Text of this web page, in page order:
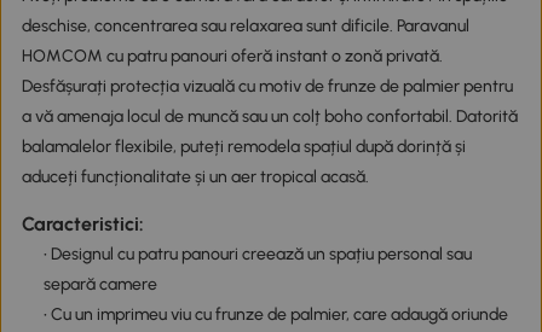
deschise, concentrarea sau relaxarea sunt dificile. Paravanul
HOMCOM cu patru panouri oferă instant o zonă privată.
Desfășurați protecția vizuală cu motiv de frunze de palmier pentru
a vă amenaja locul de muncă sau un colț boho confortabil. Datorită
balamalelor flexibile, puteți remodela spațiul după dorință și
aduceți funcționalitate și un aer tropical acasă.
Caracteristici:
• Designul cu patru panouri creează un spațiu personal sau
separă camere
• Cu un imprimeu viu cu frunze de palmier, care adaugă oriunde